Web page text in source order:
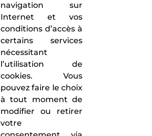
navigation sur
Internet et vos
conditions d’accès à
certains services
nécessitant
l’utilisation de
cookies. Vous
pouvez faire le choix
à tout moment de
modifier ou retirer
votre